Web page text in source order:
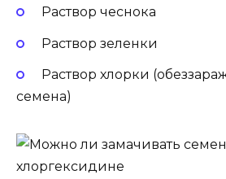
Раствор чеснока
Раствор зеленки
Раствор хлорки
семена)